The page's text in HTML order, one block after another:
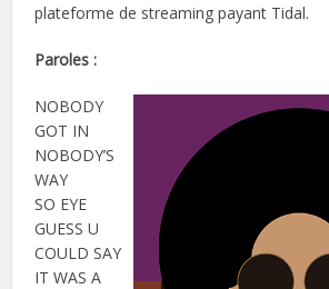
plateforme de streaming payant Tidal.
Paroles :
NOBODY
GOT IN
NOBODY’S
WAY
SO EYE
GUESS U
COULD SAY
IT WAS A